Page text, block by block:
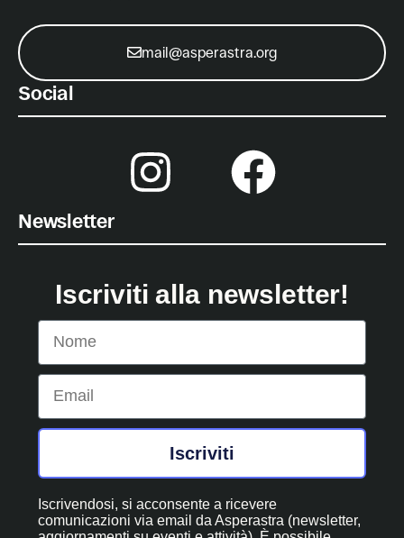
mail@asperastra.org
Social
Newsletter
Iscriviti alla newsletter!
Nome
Email
Iscriviti
Iscrivendosi, si acconsente a ricevere
comunicazioni via email da Asperastra (newsletter,